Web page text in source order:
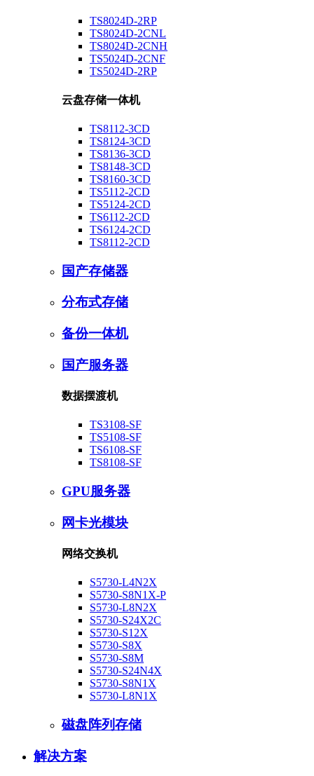
TS8024D-2RP
TS8024D-2CNL
TS8024D-2CNH
TS5024D-2CNF
TS5024D-2RP
云盘存储一体机
TS8112-3CD
TS8124-3CD
TS8136-3CD
TS8148-3CD
TS8160-3CD
TS5112-2CD
TS5124-2CD
TS6112-2CD
TS6124-2CD
TS8112-2CD
国产存储器
分布式存储
备份一体机
国产服务器
数据摆渡机
TS3108-SF
TS5108-SF
TS6108-SF
TS8108-SF
GPU服务器
网卡光模块
网络交换机
S5730-L4N2X
S5730-S8N1X-P
S5730-L8N2X
S5730-S24X2C
S5730-S12X
S5730-S8X
S5730-S8M
S5730-S24N4X
S5730-S8N1X
S5730-L8N1X
磁盘阵列存储
解决方案